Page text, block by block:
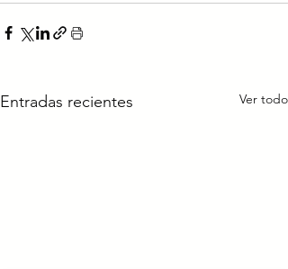
Entradas recientes Ver todo